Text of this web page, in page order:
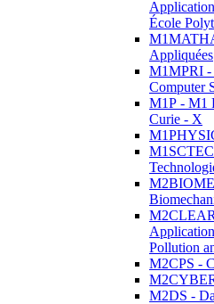
École
Appliquées
M1MPRI -
Computer
M1P - M1
Curie - X
Pollution
M2CPS -
M2DS -